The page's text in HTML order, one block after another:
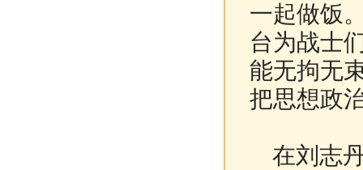
一起做饭
台为战士
能无拘无
把思想政
在刘志